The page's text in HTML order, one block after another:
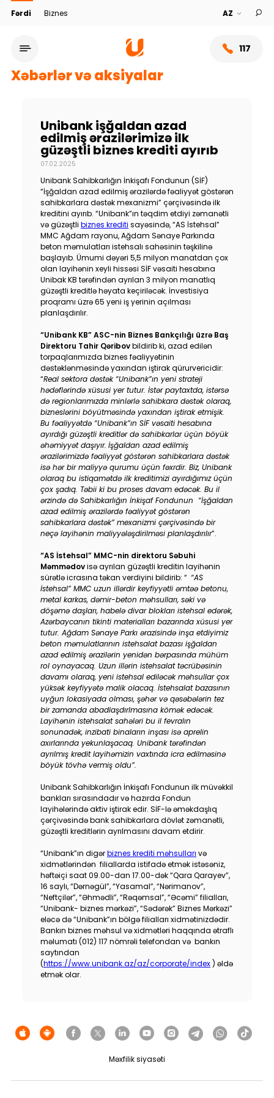
Fərdi Biznes
117
Xidmət şəbəkəsi
Bank haqqında
Dayanıqlılıq
Tariflər
İnsan Resursları
Əlaqə və təkliflər
F.A.Q
Xəbərlər və aksiyalar
Unibank işğaldan azad
edilmiş ərazilərimizə ilk
güzəştli biznes krediti ayırıb
07.02.2025
Unibank Sahibkarlığın İnkişafı Fondunun (SİF)
“İşğaldan azad edilmiş ərazilərdə fəaliyyət göstərən
sahibkarlara dəstək mexanizmi” çərçivəsində ilk
kreditini ayırıb. “Unibank”ın təqdim etdiyi zəmanətli
və güzəştli biznes krediti sayəsində, “AS İstehsal”
MMC Ağdam rayonu, Ağdam Sənaye Parkında
beton məmulatları istehsalı sahəsinin təşkilinə
başlayıb. Ümumi dəyəri 5,5 milyon manatdan çox
olan layihənin xeyli hissəsi SİF vəsaiti hesabına
Unibak KB tərəfindən ayrılan 3 milyon manatlıq
güzəştli kreditlə həyata keçiriləcək. İnvestisiya
proqramı üzrə 65 yeni iş yerinin açılması
planlaşdırılır.
“Unibank KB” ASC-nin Biznes Bankçılığı üzrə Baş
Direktoru Tahir Qəribovbildirib ki, azad edilən
torpaqlarımızda biznes fəaliyyətinin
dəstəklənməsində yaxından iştirak qürurvericidir:
“Real sektora dəstək “Unibank”ın yeni strateji
hədəflərində xüsusi yer tutur. İstər paytaxtda, istərsə
də regionlarımızda minlərlə sahibkara dəstək olaraq,
bizneslərini böyütməsində yaxından iştirak etmişik.
Bu fəaliyyətdə “Unibank”ın SİF vəsaiti hesabına
ayırdığı güzəştli kreditlər də sahibkarlar üçün böyük
əhəmiyyət daşıyır. İşğaldan azad edilmiş
ərazilərimizdə fəaliyyət göstərən sahibkarlara dəstək
isə hər bir maliyyə qurumu üçün fəxrdir. Biz, Unibank
olaraq bu istiqamətdə ilk kreditimizi ayırdığımız üçün
çox şadıq. Təbii ki bu proses davam edəcək. Bu il
ərzində də Sahibkarlığın İnkişaf Fondunun “İşğaldan
azad edilmiş ərazilərdə fəaliyyət göstərən
sahibkarlara dəstək” mexanizmi çərçivəsində bir
neçə layihənin maliyyələşdirilməsi planlaşdırılır”.
“AS İstehsal” MMC-nin direktoru Səbuhi
Məmmədovisəayrılan güzəştli kreditin layihənin
sürətlə icrasına təkan verdiyini bildirib: “ “AS
İstehsal” MMC uzun illərdir keyfiyyətli əmtəə betonu,
metal karkas, dəmir-beton məhsulları, səki və
döşəmə daşları, habelə divar blokları istehsal edərək,
Azərbaycanın tikinti materialları bazarında xüsusi yer
tutur. Ağdam Sənaye Parkı ərazisində inşa etdiyimiz
beton məmulatlarının istehsalat bazası işğaldan
azad edilmiş ərazilərin yenidən bərpasında mühüm
rol oynayacaq. Uzun illərin istehsalat təcrübəsinin
davamı olaraq, yeni istehsal ediləcək məhsullar çox
yüksək keyfiyyətə malik olacaq. İstehsalat bazasının
uyğun lokasiyada olması, şəhər və qəsəbələrin tez
bir zamanda abadlaşdırlmasına kömək edəcək.
Layihənin istehsalat sahələri bu il fevralın
sonunadək, inzibati binaların inşası isə aprelin
axırlarında yekunlaşacaq. Unibank tərəfindən
ayrılmış kredit layihəmizin vaxtında icra edilməsinə
böyük tövhə vermiş oldu”.
Unibank Sahibkarlığın İnkişafı Fondunun ilk müvəkkil
bankları sırasındadır və hazırda Fondun
layihələrində aktiv iştirak edir. SİF-lə əməkdaşlıq
çərçivəsində bank sahibkarlara dövlət zəmanətli,
güzəştli kreditlərin ayrılmasını davam etdirir.
“Unibank”ın digərbiznes krediti məhsulları və
xidmətlərindən filiallarda istifadə etmək istəsəniz,
həftəiçi saat 09.00-dan 17.00-dək “Qara Qarayev”,
16 saylı, “Dərnəgül”, “Yasamal”, “Nərimanov”,
“Neftçilər”, “Əhmədli”, “Rəqəmsal”, “Əcəmi” filialları,
“Unibank- biznes mərkəzi”, “Sədərək” Biznes Mərkəzi”
eləcə də “Unibank”ın bölgə filialları xidmətinizdədir.
Bankın biznes məhsul və xidmətləri haqqında ətraflı
məlumatı (012) 117 nömrəli telefondan və bankın
saytından
(https://www.unibank.az/az/corporate/index ) əldə
etmək olar.
Məxfilik siyasəti